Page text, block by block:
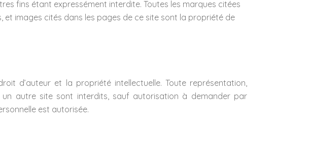
fins étant expressément interdite. Toutes les marques citées
images cités dans les pages de ce site sont la propriété de
d’auteur et la propriété intellectuelle. Toute représentation,
autre site sont interdits, sauf autorisation à demander par
est autorisée.